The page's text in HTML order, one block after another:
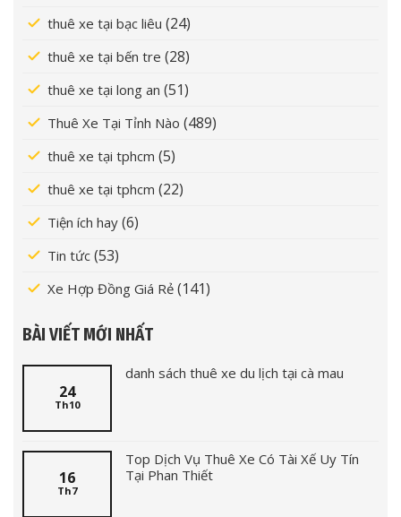
thuê xe tại bạc liêu (24)
thuê xe tại bến tre (28)
thuê xe tại long an (51)
Thuê Xe Tại Tỉnh Nào (489)
thuê xe tại tphcm (5)
thuê xe tại tphcm (22)
Tiện ích hay (6)
Tin tức (53)
Xe Hợp Đồng Giá Rẻ (141)
BÀI VIẾT MỚI NHẤT
24
Th10
danh sách thuê xe du lịch tại cà mau
16
Th7
Top Dịch Vụ Thuê Xe Có Tài Xế Uy Tín
Tại Phan Thiết